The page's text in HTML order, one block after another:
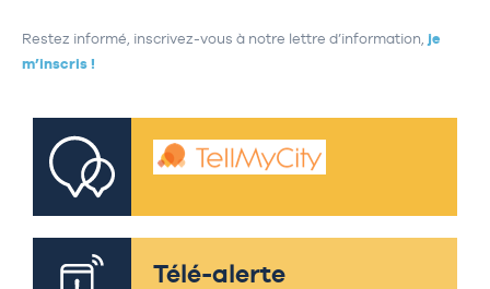
Restez informé, inscrivez-vous à notre lettre d’information, je
m’inscris !
Télé-alerte